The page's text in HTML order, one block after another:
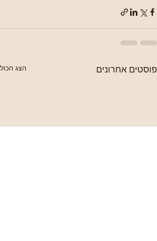
פוסטים אחרונים הצג הכול